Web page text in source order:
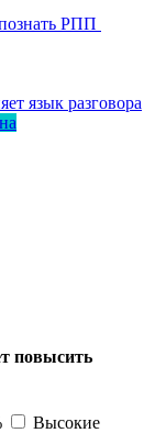
РПП
язык разговора
повысить
Высокие